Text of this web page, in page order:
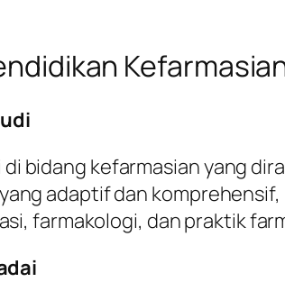
bidang kefarmasian yang
adaptif dan
farmakologi, dan praktik